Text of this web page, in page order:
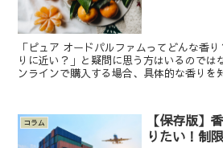
「ピュア オードパルファムってどんな香
りに近い？」と疑問に思う方はいるのでは
ンラインで購入する場合、具体的な香りを
コラム
【保存版】
りたい！制